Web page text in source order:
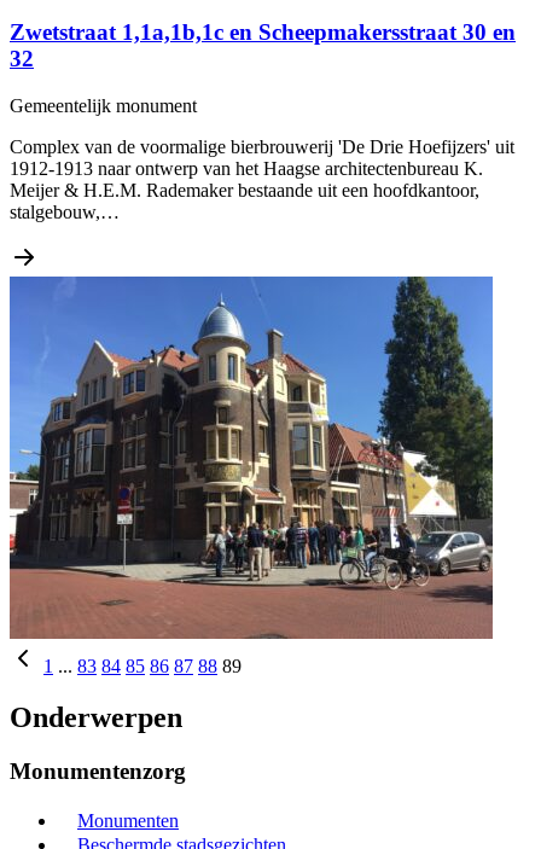
Zwetstraat 1,1a,1b,1c en Scheepmakersstraat 30 en
32
Gemeentelijk monument
Complex van de voormalige bierbrouwerij 'De Drie Hoefijzers' uit
1912-1913 naar ontwerp van het Haagse architectenbureau K.
Meijer & H.E.M. Rademaker bestaande uit een hoofdkantoor,
stalgebouw,…
1 ... 83 84 85 86 87 88 89
Onderwerpen
Monumentenzorg
Monumenten
Beschermde stadsgezichten